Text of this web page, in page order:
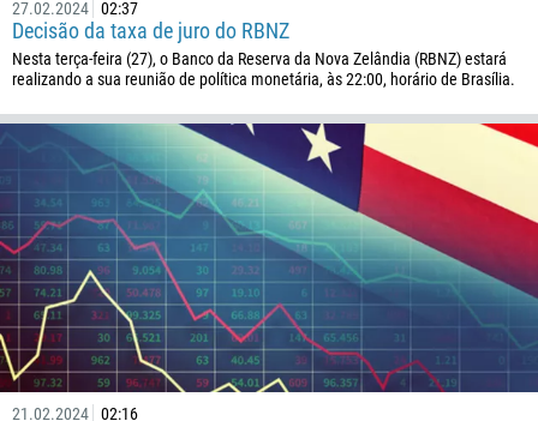
27.02.2024 02:37
Decisão da taxa de juro do RBNZ
Nesta terça-feira (27), o Banco da Reserva da Nova Zelândia (RBNZ) estará
realizando a sua reunião de política monetária, às 22:00, horário de Brasília.
21.02.2024 02:16